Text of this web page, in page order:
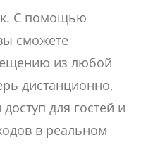
С помощью
сможете
из любой
дистанционно,
для гостей и
в реальном